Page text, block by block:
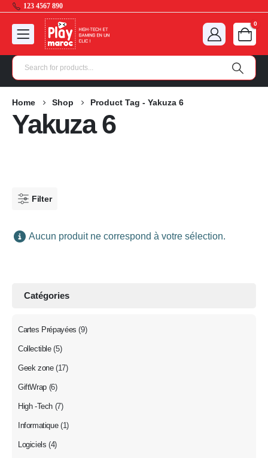
123 4567 890
0
Home Shop Product Tag - Yakuza 6
Yakuza 6
Filter
Aucun produit ne correspond à votre sélection.
Catégories
Cartes Prépayées (9)
Collectible (5)
Geek zone (17)
GiftWrap (6)
High -Tech (7)
Informatique (1)
Logiciels (4)